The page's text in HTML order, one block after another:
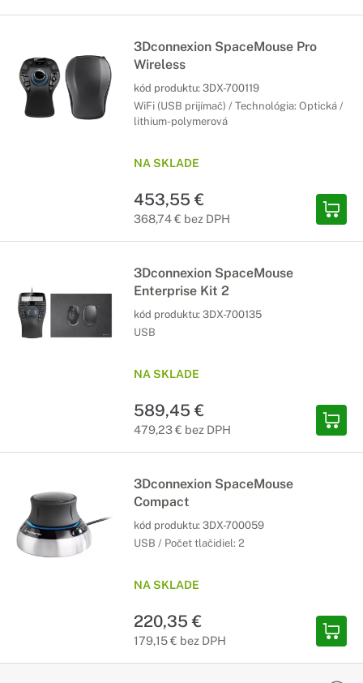
3Dconnexion SpaceMouse Pro
Wireless
kód produktu: 3DX-700119
WiFi (USB prijímač) / Technológia: Optická /
lithium-polymerová
NA SKLADE
453,55 €
368,74 € bez DPH
3Dconnexion SpaceMouse
Enterprise Kit 2
kód produktu: 3DX-700135
USB
NA SKLADE
589,45 €
479,23 € bez DPH
3Dconnexion SpaceMouse
Compact
kód produktu: 3DX-700059
USB / Počet tlačidiel: 2
NA SKLADE
220,35 €
179,15 € bez DPH